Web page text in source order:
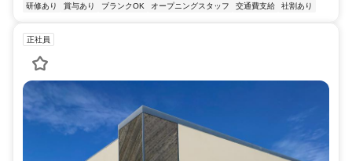
研修あり
賞与あり ブランクOK オープニングスタッフ 交通費支給 社割あり
正社員